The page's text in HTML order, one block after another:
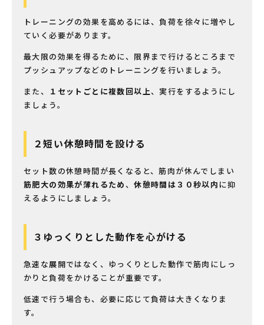
トレーニングの効果を高めるには、負荷を徐々に増やし
ていく必要があります。
最大限の効果を得るために、限界まで行けるところまで
プッシュアップなどのトレーニングを行いましょう。
また、 １セットごとに複数回以上、実行をするようにし
ましょう。
２短い休憩時間を設ける
セット数の休憩時間が長くなると、筋肉が休んでしまい
筋肥大の効果が薄れるため 、休憩時間は３０秒以内に抑
えるようにしましょう。
３ゆっくりとした動作を心がける
急速な展開ではなく、ゆっくりとした動作で筋肉にしっ
かりと負荷をかけることが重要です。
低速で行う場合も、必要に応じて負荷は大きくなりま
す。